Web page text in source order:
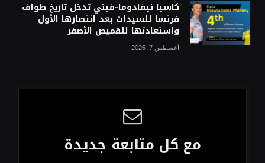
كاسيا نيفادوما-فيني تدخل تاريخ طواف
فرنسا للسيدات بعد انتصارها الأول
واستعادتها للقميص الأصفر
أغسطس 7, 2026
مع كل متابعة جديدة